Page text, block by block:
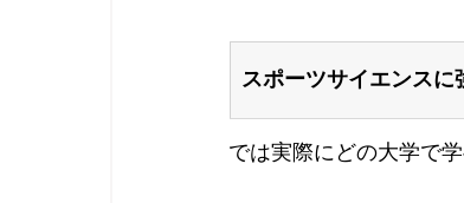
スポーツサイエンスに
では実際にどの大学で